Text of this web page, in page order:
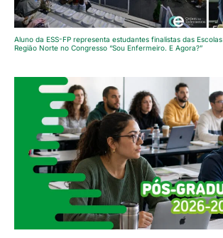
Aluno da ESS-FP representa estudantes finalistas das
Região Norte no Congresso “Sou Enfermeiro. E Agora?”